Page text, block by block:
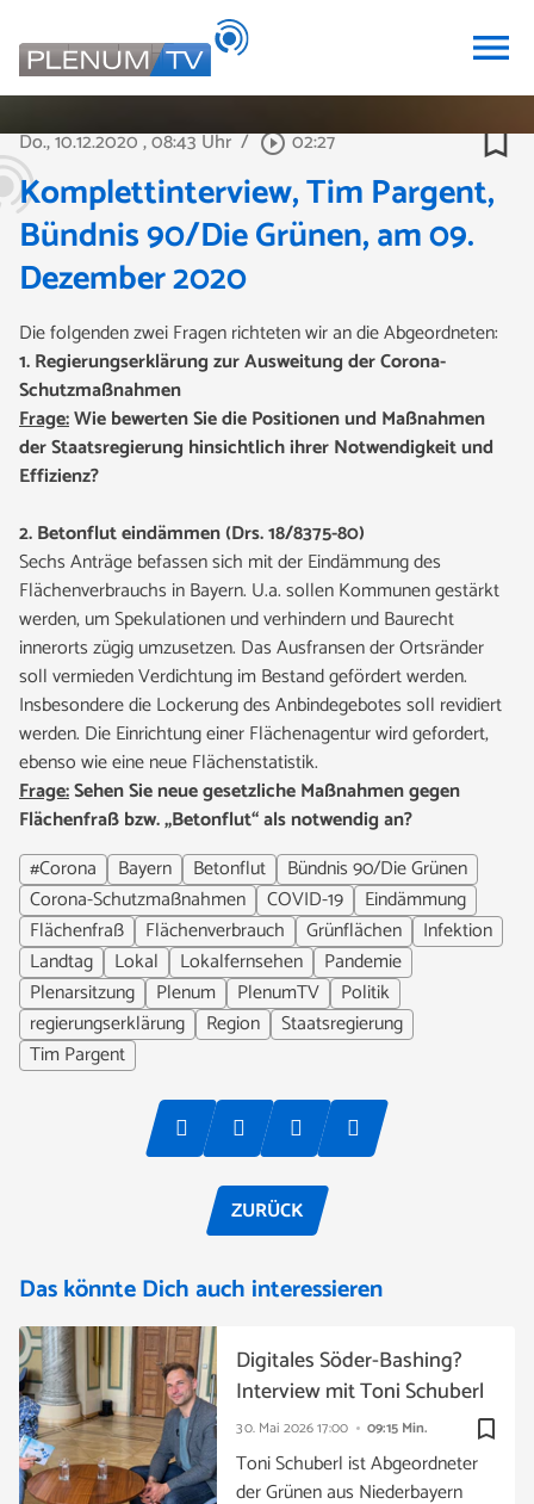
menu
Do., 10.12.2020, 08:43 Uhr / play_circle_outline02:27 bookmark_border
Komplettinterview, Tim Pargent,
Bündnis 90/Die Grünen, am 09.
Dezember 2020
Die folgenden zwei Fragen richteten wir an die Abgeordneten:
1.Regierungserklärung zur Ausweitung der Corona-
Schutzmaßnahmen
Frage:Wie bewerten Sie die Positionen und Maßnahmen
der Staatsregierung hinsichtlich ihrer Notwendigkeit und
Effizienz?
2. Betonflut eindämmen (Drs. 18/8375-80)
Sechs Anträge befassen sich mit der Eindämmung des
Flächenverbrauchs in Bayern. U.a. sollen Kommunen gestärkt
werden, um Spekulationen und verhindern und Baurecht
innerorts zügig umzusetzen. Das Ausfransen der Ortsränder
soll vermieden Verdichtung im Bestand gefördert werden.
Insbesondere die Lockerung des Anbindegebotes soll revidiert
werden. Die Einrichtung einer Flächenagentur wird gefordert,
ebenso wie eine neue Flächenstatistik.
Frage:Sehen Sie neue gesetzliche Maßnahmen gegen
Flächenfraß bzw. „Betonflut“ als notwendig an?
#Corona
Bayern Betonflut
Bündnis 90/Die Grünen
Corona-Schutzmaßnahmen
COVID-19
Eindämmung
Flächenfraß
Flächenverbrauch Grünflächen
Infektion
Landtag
Lokal Lokalfernsehen
Pandemie
Plenarsitzung
Plenum PlenumTV
Politik
regierungserklärung
Region
Staatsregierung
Tim Pargent
ZURÜCK
Das könnte Dich auch interessieren
bookmark_border
30. Mai 202617:00 09:15 Min.
Digitales Söder-Bashing?
Interview mit Toni Schuberl
Toni Schuberl ist Abgeordneter
der Grünen aus Niederbayern